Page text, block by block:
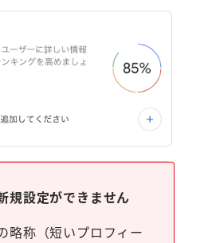
規設定ができません
略称（短いプロフィー